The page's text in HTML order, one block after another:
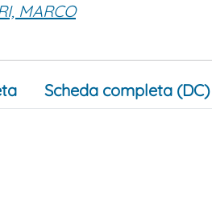
MARCO
Scheda completa (DC)